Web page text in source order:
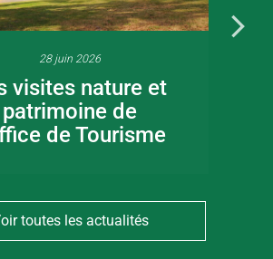
28 juin 2026
visites nature et
patrimoine de
de Tourisme
toutes les actualités